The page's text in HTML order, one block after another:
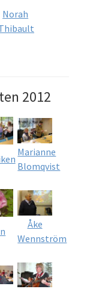
Norah
2012
Marianne
Blomqvist
Åke
Wennström